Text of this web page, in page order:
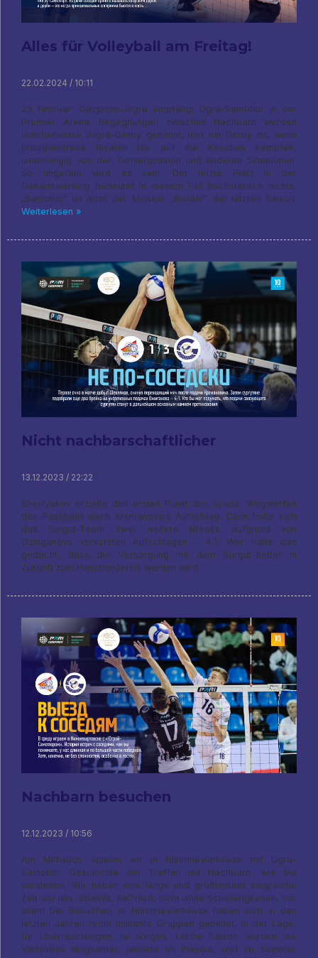
Alles für Volleyball am Freitag!
22.02.2024 / 10:11
23 Februar: Gazprom-Jugra empfängt Ugra-Samotlor in der
Premier Arena. Begegnungen zwischen Nachbarn werden
üblicherweise Jugra-Derby genannt, und ein Derby ist, wenn
prinzipientreue Rivalen bis auf die Knochen kämpfen,
unabhängig von der Turnierposition und anderen Situationen.
So ungefähr wird es sein. Der letzte Platz in der
Gesamtwertung bedeutet in diesem Fall buchstäblich nichts,
„Samotlor“ ist nicht der Minsker „Builder“ der letzten Saison.
Weiterlesen »
Nicht nachbarschaftlicher
13.12.2023 / 22:22
Shevlyakov erzielte den ersten Punkt des Spiels, Wegwerfen
des Passballs nach Krsmanovics Aufschlag. Dann holte sich
das Surgut-Team zwei weitere Breaks aufgrund von
Ozhiganovs verkürzten Aufschlägen – 4:1. Wer hätte das
gedacht, dass die Versorgung mit dem Surgut-Setter in
Zukunft zum Haupthindernis werden wird
Nachbarn besuchen
12.12.2023 / 10:56
Am Mittwoch spielen wir in Nischnewartowsk mit Ugra-
Samotlor. Geschichte der Treffen mit Nachbarn, wie Sie
verstehen, Wir haben eine lange und größtenteils siegreiche
Zeit vor uns. obwohl, nat?rlich, nicht ohne Schwierigkeiten, vor
allem bei Besuchen. In Nischnewartowsk haben sich in den
letzten Jahren recht militante Gruppen gebildet, in der Lage,
für Überraschungen zu sorgen. Letzte Saison wurden die
Vartovites langsamer, landete im Playout, und im Sommer